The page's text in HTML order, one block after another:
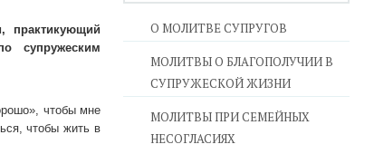
практикующий
супружеским
чтобы мне
чтобы жить в
О МОЛИТВЕ СУПРУГОВ
МОЛИТВЫ О БЛАГОПОЛУЧИИ В
СУПРУЖЕСКОЙ ЖИЗНИ
МОЛИТВЫ ПРИ СЕМЕЙНЫХ
НЕСОГЛАСИЯХ